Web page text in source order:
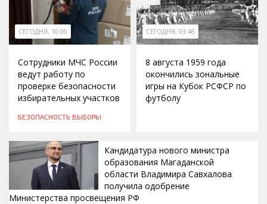
СЕГОДНЯ, 10:00
Сотрудники МЧС России
ведут работу по
проверке безопасности
избирательных участков
БЕЗОПАСНОСТЬ ВЫБОРЫ
СЕГОДНЯ, 03:46
8 августа 1959 года
окончились зональные
игры на Кубок РСФСР по
футболу
Кандидатура нового министра
образования Магаданской
области Владимира Савхалова
получила одобрение
Министерства просвещения РФ